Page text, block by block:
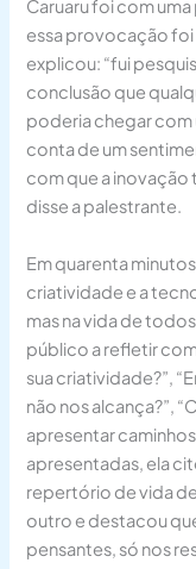
Caruaru foi com
essa provocação foi
explicou: “fui
conclusão que
poderia chegar com
conta de um
com que a inovação
disse a palestrante.
Em quarenta
criatividade e a
mas na vida de
público a refletir
sua criatividade?”,
não nos alcança?”,
apresentar
apresentadas, ela
repertório de vida
outro e destacou
pensantes, só nos